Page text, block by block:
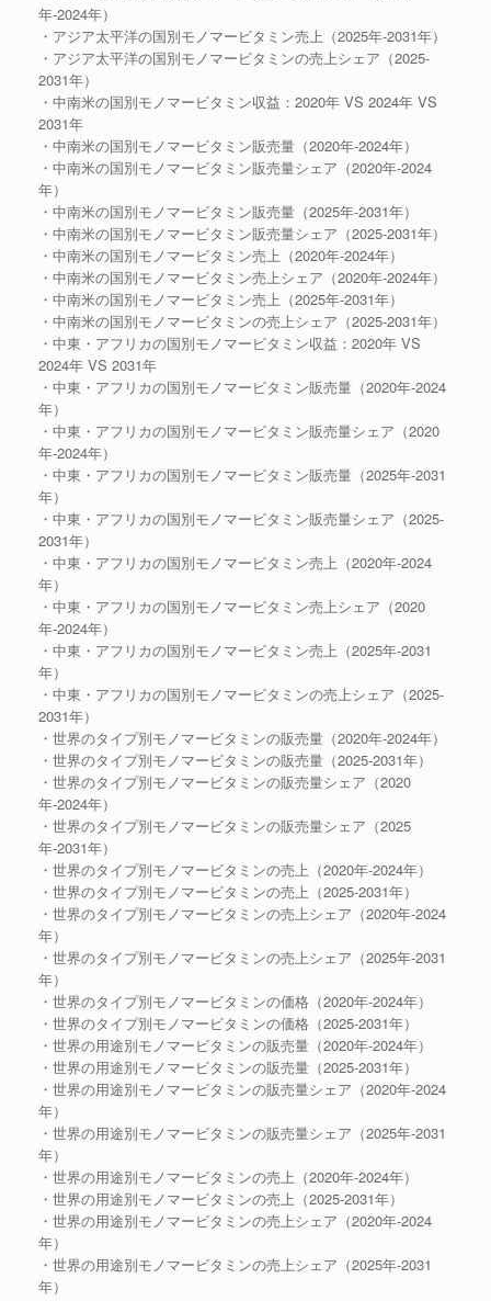
年-2024年）
・アジア太平洋の国別モノマービタミン売上（2025年-2031年）
・アジア太平洋の国別モノマービタミンの売上シェア（2025-
2031年）
・中南米の国別モノマービタミン収益：2020年 VS 2024年 VS
2031年
・中南米の国別モノマービタミン販売量（2020年-2024年）
・中南米の国別モノマービタミン販売量シェア（2020年-2024
年）
・中南米の国別モノマービタミン販売量（2025年-2031年）
・中南米の国別モノマービタミン販売量シェア（2025-2031年）
・中南米の国別モノマービタミン売上（2020年-2024年）
・中南米の国別モノマービタミン売上シェア（2020年-2024年）
・中南米の国別モノマービタミン売上（2025年-2031年）
・中南米の国別モノマービタミンの売上シェア（2025-2031年）
・中東・アフリカの国別モノマービタミン収益：2020年 VS
2024年 VS 2031年
・中東・アフリカの国別モノマービタミン販売量（2020年-2024
年）
・中東・アフリカの国別モノマービタミン販売量シェア（2020
年-2024年）
・中東・アフリカの国別モノマービタミン販売量（2025年-2031
年）
・中東・アフリカの国別モノマービタミン販売量シェア（2025-
2031年）
・中東・アフリカの国別モノマービタミン売上（2020年-2024
年）
・中東・アフリカの国別モノマービタミン売上シェア（2020
年-2024年）
・中東・アフリカの国別モノマービタミン売上（2025年-2031
年）
・中東・アフリカの国別モノマービタミンの売上シェア（2025-
2031年）
・世界のタイプ別モノマービタミンの販売量（2020年-2024年）
・世界のタイプ別モノマービタミンの販売量（2025-2031年）
・世界のタイプ別モノマービタミンの販売量シェア（2020
年-2024年）
・世界のタイプ別モノマービタミンの販売量シェア（2025
年-2031年）
・世界のタイプ別モノマービタミンの売上（2020年-2024年）
・世界のタイプ別モノマービタミンの売上（2025-2031年）
・世界のタイプ別モノマービタミンの売上シェア（2020年-2024
年）
・世界のタイプ別モノマービタミンの売上シェア（2025年-2031
年）
・世界のタイプ別モノマービタミンの価格（2020年-2024年）
・世界のタイプ別モノマービタミンの価格（2025-2031年）
・世界の用途別モノマービタミンの販売量（2020年-2024年）
・世界の用途別モノマービタミンの販売量（2025-2031年）
・世界の用途別モノマービタミンの販売量シェア（2020年-2024
年）
・世界の用途別モノマービタミンの販売量シェア（2025年-2031
年）
・世界の用途別モノマービタミンの売上（2020年-2024年）
・世界の用途別モノマービタミンの売上（2025-2031年）
・世界の用途別モノマービタミンの売上シェア（2020年-2024
年）
・世界の用途別モノマービタミンの売上シェア（2025年-2031
年）